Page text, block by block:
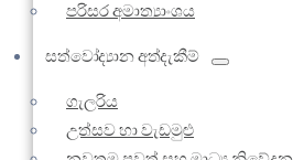
පරිසර අමාත්‍යාංශය
සත්වෝද්‍යාන අත්දැකීම්
ගැලරිය
උත්සව හා වැඩමුළු